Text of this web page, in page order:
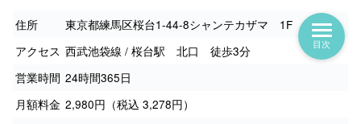
住所
東京都練馬区桜台1-44-8シャンテカザマ 1F
アクセス 西武池袋線 / 桜台駅 北口 徒歩3分
営業時間 24時間365日
月額料金 2,980円（税込 3,278円）
目次